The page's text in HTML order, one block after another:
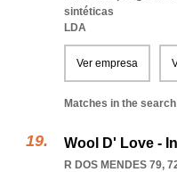
sintéticas
LDA
Ver empresa
Matches in the
Wool D' Love -
R DOS MENDES 79,